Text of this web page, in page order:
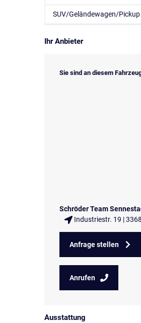
SUV/Geländewagen/Pickup
Ihr Anbieter
Sie sind an diesem
Schröder Team
Industriestr. 19 |
Anfrage stellen
Anrufen
Ausstattung